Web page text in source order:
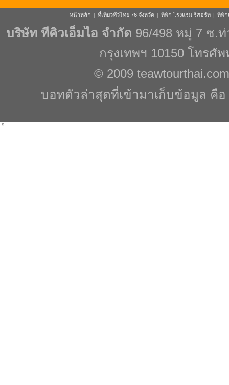
หน้าหลัก | ที่เที่ยวทั่วไทย 76 จังหวัด | ที่พัก โรงแรม รีสอร์ท | ที่พัก
บริษัท ทีคิวเอ็มไอ จำกัด 96/498 หมู่ 7 ซ.
กรุงเทพฯ 10150 โทรศั
© 2009 teawtourthai.com
บอทตัวล่าสุดที่เข้ามาเก็บข้อมูล คือ